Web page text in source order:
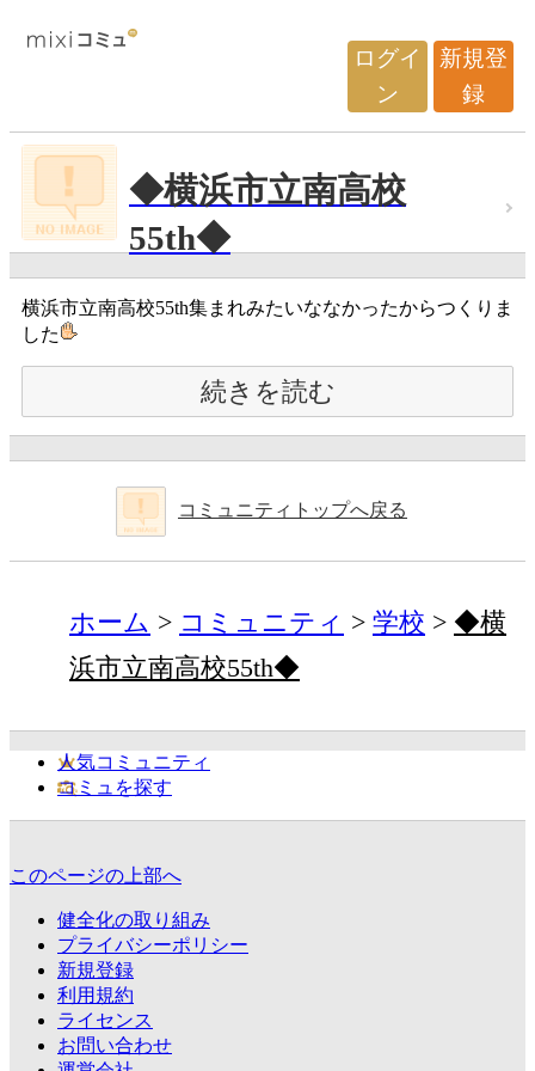
ログイ
ン
新規登
録
◆横浜市立南高校
55th◆
横浜市立南高校55th集まれみたいななかったからつくりま
した
続きを読む
コミュニティトップへ戻る
ホーム コミュニティ 学校
◆横
浜市立南高校55th◆
人気コミュニティ
コミュを探す
このページの上部へ
健全化の取り組み
プライバシーポリシー
新規登録
利用規約
ライセンス
お問い合わせ